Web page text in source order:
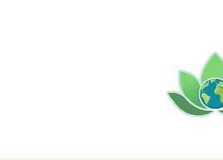
CENTRUM
PACHA
MAMA